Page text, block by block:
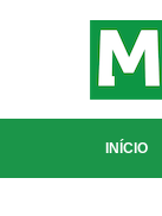
INÍCIO